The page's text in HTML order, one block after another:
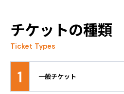
トを先行販売開始しました！
チケットの種類
Ticket Types
1 一般チケット